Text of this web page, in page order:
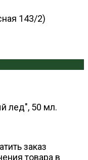
143/2)
лед", 50 мл.
заказ
товара в